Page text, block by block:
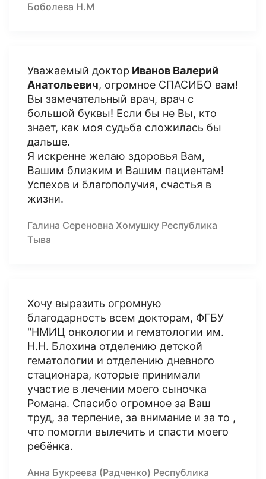
Боболева Н.М
Уважаемый доктор Иванов Валерий
Анатольевич, огромное СПАСИБО вам!
Вы замечательный врач, врач с
большой буквы! Если бы не Вы, кто
знает, как моя судьба сложилась бы
дальше.
Я искренне желаю здоровья Вам,
Вашим близким и Вашим пациентам!
Успехов и благополучия, счастья в
жизни.
Галина Сереновна Хомушку Республика
Тыва
Хочу выразить огромную
благодарность всем докторам, ФГБУ
"НМИЦ онкологии и гематологии им.
Н.Н. Блохина отделению детской
гематологии и отделению дневного
стационара, которые принимали
участие в лечении моего сыночка
Романа. Спасибо огромное за Ваш
труд, за терпение, за внимание и за то ,
что помогли вылечить и спасти моего
ребёнка.
Анна Букреева (Радченко) Республика